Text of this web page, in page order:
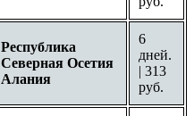
Республика
Северная Осетия
Алания
6
дней.
| 313
руб.